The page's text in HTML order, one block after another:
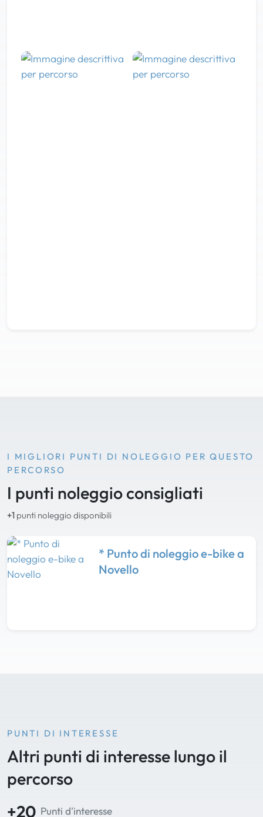
I MIGLIORI PUNTI DI NOLEGGIO PER QUESTO
PERCORSO
I punti noleggio consigliati
+1 punti noleggio disponibili
* Punto di noleggio e-bike a
Novello
PUNTI DI INTERESSE
Altri punti di interesse lungo il
percorso
+20 Punti d'interesse